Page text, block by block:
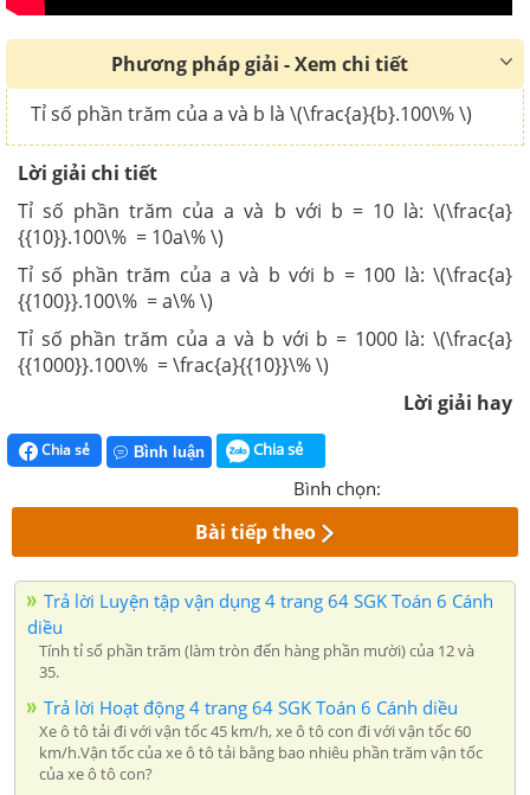
Phương pháp giải - Xem chi tiết
Tỉ số phần trăm của a và b là \(\frac{a}{b}.100\% \)
Lời giải chi tiết
Tỉ số phần trăm của a và b với b = 10 là: \(\frac{a}
{{10}}.100\% = 10a\% \)
Tỉ số phần trăm của a và b với b = 100 là: \(\frac{a}
{{100}}.100\% = a\% \)
Tỉ số phần trăm của a và b với b = 1000 là: \(\frac{a}
{{1000}}.100\% = \frac{a}{{10}}\% \)
Lời giải hay
Chia sẻ Bình luận Chia sẻ
Bình chọn:
Bài tiếp theo
Trả lời Luyện tập vận dụng 4 trang 64 SGK Toán 6 Cánh
diều
Tính tỉ số phần trăm (làm tròn đến hàng phần mười) của 12 và
35.
Trả lời Hoạt động 4 trang 64 SGK Toán 6 Cánh diều
Xe ô tô tải đi với vận tốc 45 km/h, xe ô tô con đi với vận tốc 60
km/h.Vận tốc của xe ô tô tải bằng bao nhiêu phần trăm vận tốc
của xe ô tô con?